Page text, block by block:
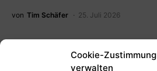
Cookie-Zustimmung
verwalten
von Tim Schäfer 25. Juli 2026